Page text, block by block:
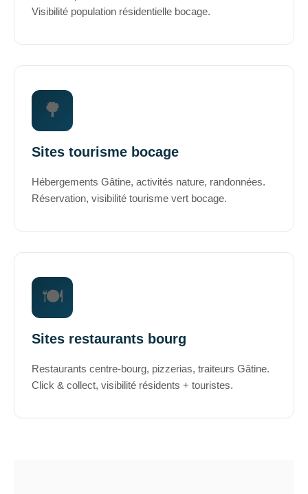
Visibilité population résidentielle bocage.
🌳
Sites tourisme bocage
Hébergements Gâtine, activités nature, randonnées.
Réservation, visibilité tourisme vert bocage.
🍽️
Sites restaurants bourg
Restaurants centre-bourg, pizzerias, traiteurs Gâtine.
Click & collect, visibilité résidents + touristes.